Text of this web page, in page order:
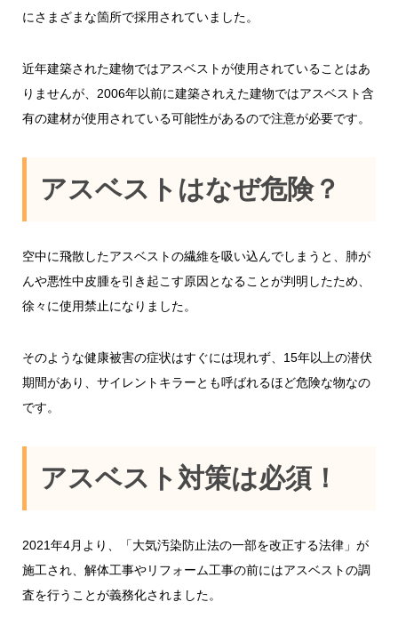
にさまざまな箇所で採用されていました。
近年建築された建物ではアスベストが使用されていることはあ
りませんが、2006年以前に建築されえた建物ではアスベスト含
有の建材が使用されている可能性があるので注意が必要です。
アスベストはなぜ危険？
空中に飛散したアスベストの繊維を吸い込んでしまうと、肺が
んや悪性中皮腫を引き起こす原因となることが判明したため、
徐々に使用禁止になりました。
そのような健康被害の症状はすぐには現れず、15年以上の潜伏
期間があり、サイレントキラーとも呼ばれるほど危険な物なの
です。
アスベスト対策は必須！
2021年4月より、「大気汚染防止法の一部を改正する法律」が
施工され、解体工事やリフォーム工事の前にはアスベストの調
査を行うことが義務化されました。